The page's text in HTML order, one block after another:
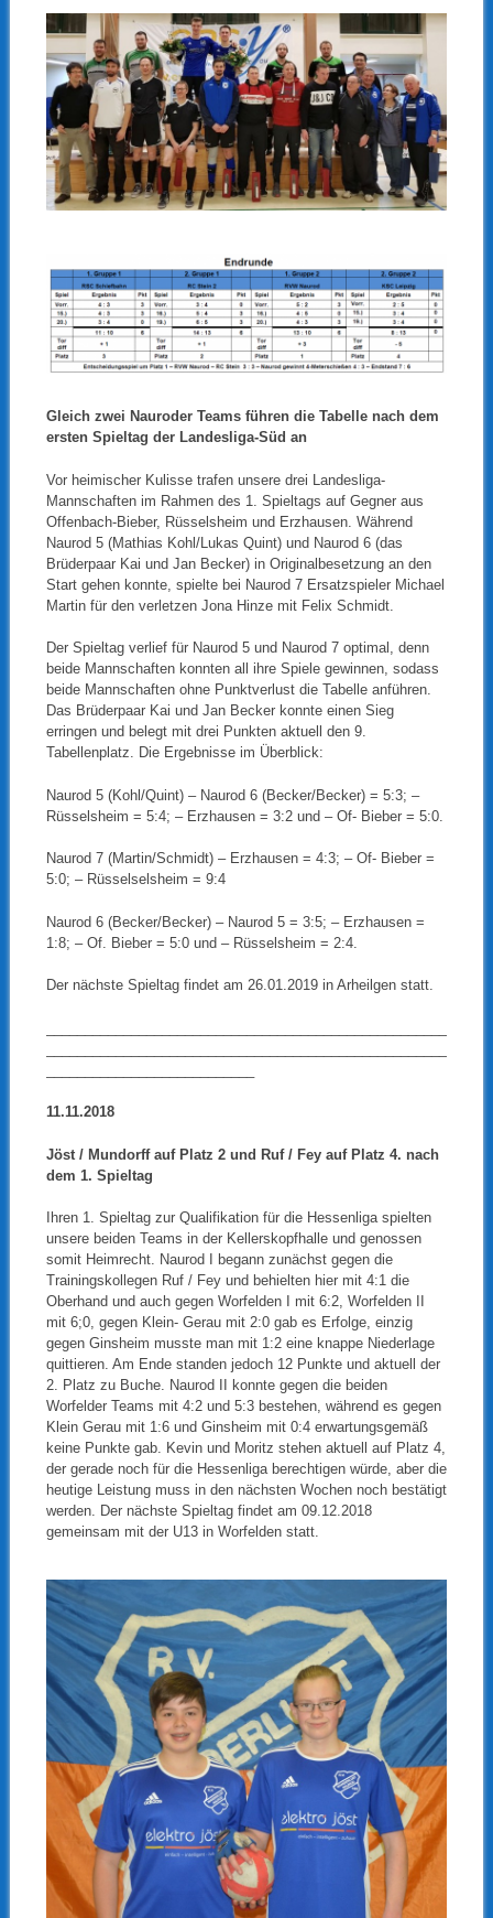
Gleich zwei Nauroder Teams führen die Tabelle nach dem
ersten Spieltag der Landesliga-Süd an
Vor heimischer Kulisse trafen unsere drei Landesliga-
Mannschaften im Rahmen des 1. Spieltags auf Gegner aus
Offenbach-Bieber, Rüsselsheim und Erzhausen. Während
Naurod 5 (Mathias Kohl/Lukas Quint) und Naurod 6 (das
Brüderpaar Kai und Jan Becker) in Originalbesetzung an den
Start gehen konnte, spielte bei Naurod 7 Ersatzspieler Michael
Martin für den verletzen Jona Hinze mit Felix Schmidt.
Der Spieltag verlief für Naurod 5 und Naurod 7 optimal, denn
beide Mannschaften konnten all ihre Spiele gewinnen, sodass
beide Mannschaften ohne Punktverlust die Tabelle anführen.
Das Brüderpaar Kai und Jan Becker konnte einen Sieg
erringen und belegt mit drei Punkten aktuell den 9.
Tabellenplatz. Die Ergebnisse im Überblick:
Naurod 5 (Kohl/Quint) – Naurod 6 (Becker/Becker) = 5:3; –
Rüsselsheim = 5:4; – Erzhausen = 3:2 und – Of- Bieber = 5:0.
Naurod 7 (Martin/Schmidt) – Erzhausen = 4:3; – Of- Bieber =
5:0; – Rüsselselsheim = 9:4
Naurod 6 (Becker/Becker) – Naurod 5 = 3:5; – Erzhausen =
1:8; – Of. Bieber = 5:0 und – Rüsselsheim = 2:4.
Der nächste Spieltag findet am 26.01.2019 in Arheilgen statt.
11.11.2018
Jöst / Mundorff auf Platz 2 und Ruf / Fey auf Platz 4. nach
dem 1. Spieltag
Ihren 1. Spieltag zur Qualifikation für die Hessenliga spielten
unsere beiden Teams in der Kellerskopfhalle und genossen
somit Heimrecht. Naurod I begann zunächst gegen die
Trainingskollegen Ruf / Fey und behielten hier mit 4:1 die
Oberhand und auch gegen Worfelden I mit 6:2, Worfelden II
mit 6;0, gegen Klein- Gerau mit 2:0 gab es Erfolge, einzig
gegen Ginsheim musste man mit 1:2 eine knappe Niederlage
quittieren. Am Ende standen jedoch 12 Punkte und aktuell der
2. Platz zu Buche. Naurod II konnte gegen die beiden
Worfelder Teams mit 4:2 und 5:3 bestehen, während es gegen
Klein Gerau mit 1:6 und Ginsheim mit 0:4 erwartungsgemäß
keine Punkte gab. Kevin und Moritz stehen aktuell auf Platz 4,
der gerade noch für die Hessenliga berechtigen würde, aber die
heutige Leistung muss in den nächsten Wochen noch bestätigt
werden. Der nächste Spieltag findet am 09.12.2018
gemeinsam mit der U13 in Worfelden statt.